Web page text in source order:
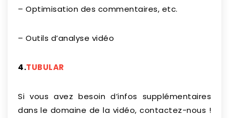
– Optimisation des commentaires, etc.
– Outils d’analyse vidéo
4.TUBULAR
Si vous avez besoin d’infos supplémentaires
dans le domaine de la vidéo, contactez-nous !